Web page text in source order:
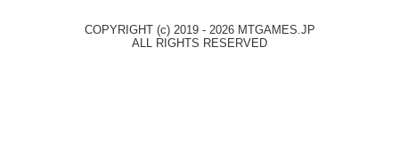
COPYRIGHT (c) 2019 - 2026 MTGAMES.JP
ALL RIGHTS RESERVED